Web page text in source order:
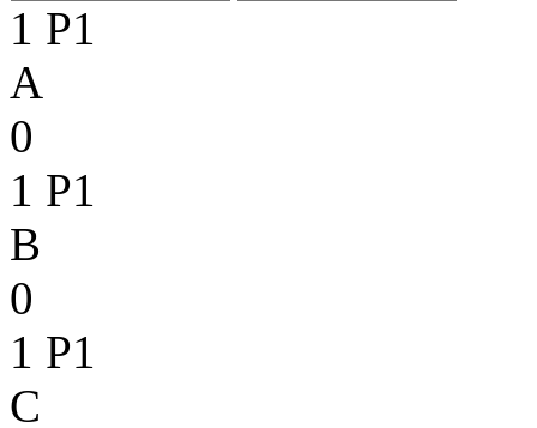
1 P1
A
0
1 P1
B
0
1 P1
C